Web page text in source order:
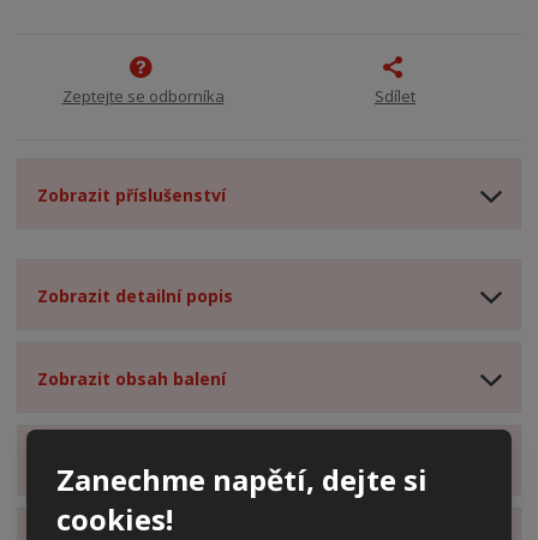
Zanechme napětí, dejte si
cookies!
Zeptejte se odborníka Sdílet
Zobrazit příslušenství
Zobrazit detailní popis
Zobrazit obsah balení